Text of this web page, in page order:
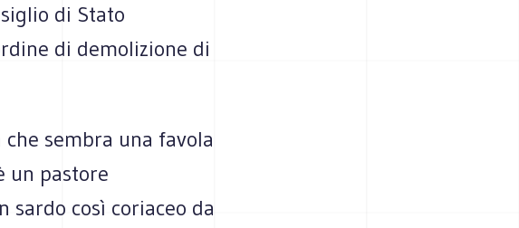
di Stato
di demolizione di
sembra una favola
un pastore
sardo così coriaceo da